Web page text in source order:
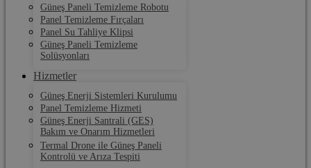
Güneş Paneli Temizleme Robotu
Panel Temizleme Fırçaları
Panel Su Tahliye Klipsi
Güneş Paneli Temizleme
Solüsyonları
Hizmetler
Güneş Enerji Sistemleri Kurulumu
Panel Temizleme Hizmeti
Güneş Enerji Santrali (GES)
Bakım ve Onarım Hizmetleri
Termal Drone ile Güneş Paneli
Kontrolü ve Arıza Tespiti